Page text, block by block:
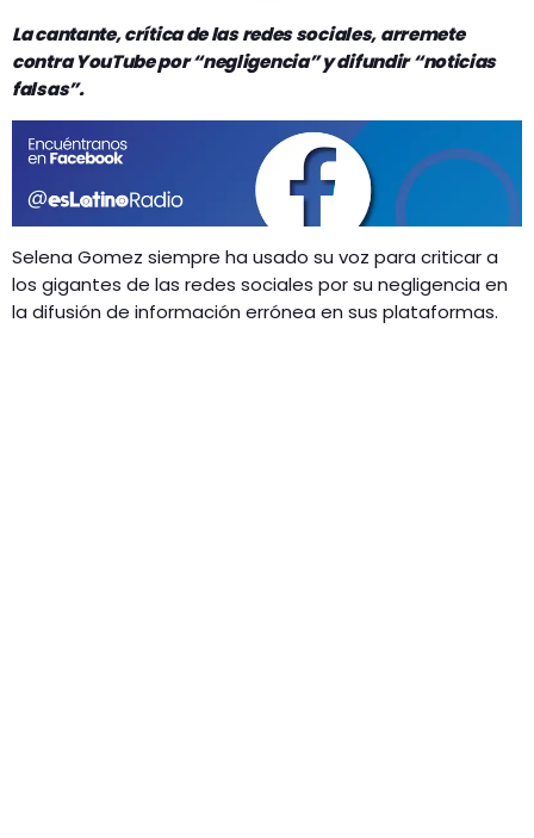
ACTUALIDAD
ESPECTÁCULOS
MÚSICA
ENTRETENIMIENTO
PROGRAMACIÓN
RADIO SPLENDID
La cantante, crítica de las redes sociales, arremete
contra YouTube por “negligencia” y difundir “noticias
falsas”.
Selena Gomez siempre ha usado su voz para criticar a
los gigantes de las redes sociales por su negligencia en
la difusión de información errónea en sus plataformas.